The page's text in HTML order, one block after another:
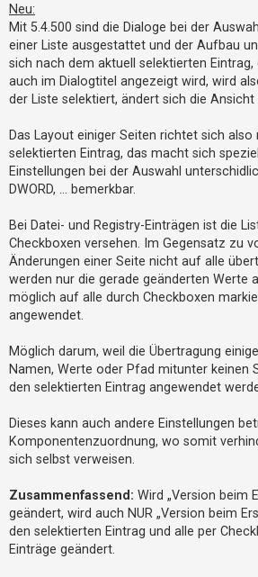
T
h
e
m
e
A
t
i
v
e
T
e
m
n
u
c
h
Neu:
Mit 5.4.500 sind die Dialoge bei der
einer Liste ausgestattet und der Aufbau
sich nach dem aktuell selektierten
auch im Dialogtitel angezeigt wird, wird
der Liste selektiert, ändert sich die Ansicht
Das Layout einiger Seiten richtet sich also
selektierten Eintrag, das macht sich
Einstellungen bei der Auswahl
DWORD, … bemerkbar.
Bei Datei- und Registry-Einträgen ist die
Checkboxen versehen. Im Gegensatz zu
Änderungen einer Seite nicht auf alle
werden nur die gerade geänderten Werte
möglich auf alle durch Checkboxen
angewendet.
Möglich darum, weil die Übertragung
Namen, Werte oder Pfad mitunter keinen
den selektierten Eintrag angewendet
Dieses kann auch andere Einstellungen
Komponentenzuordnung, wo somit
sich selbst verweisen.
Zusammenfassend: Wird „Version beim
geändert, wird auch NUR „Version beim
den selektierten Eintrag und alle per
Einträge geändert.